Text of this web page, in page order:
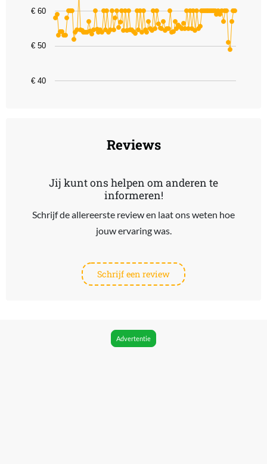
The chart has 1 X axis displaying categories.
The chart has 1 Y axis displaying values. Data ranges from 48.99
€ 40
€ 50
€ 60
Reviews
Jij kunt ons helpen om anderen te
informeren!
Schrijf de allereerste review en laat ons weten hoe
jouw ervaring was.
Schrijf een review
Advertentie